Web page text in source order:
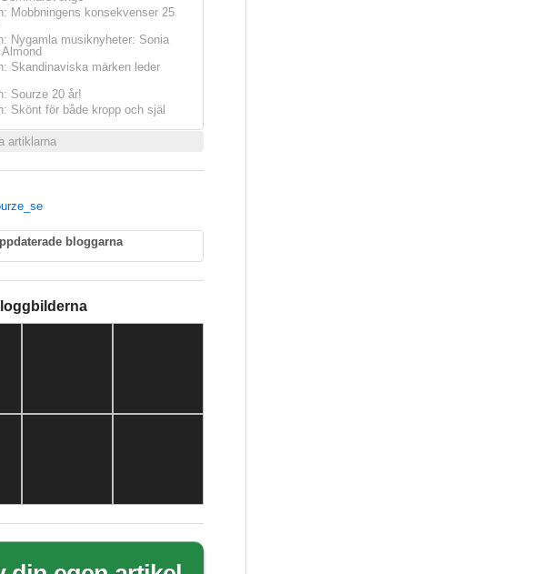
: Mobbningens konsekvenser 25
: Nygamla musiknyheter: Sonia
: Skandinaviska märken leder
: Sourze 20 år!
: Skönt för både kropp och själ
artiklarna
bloggarna